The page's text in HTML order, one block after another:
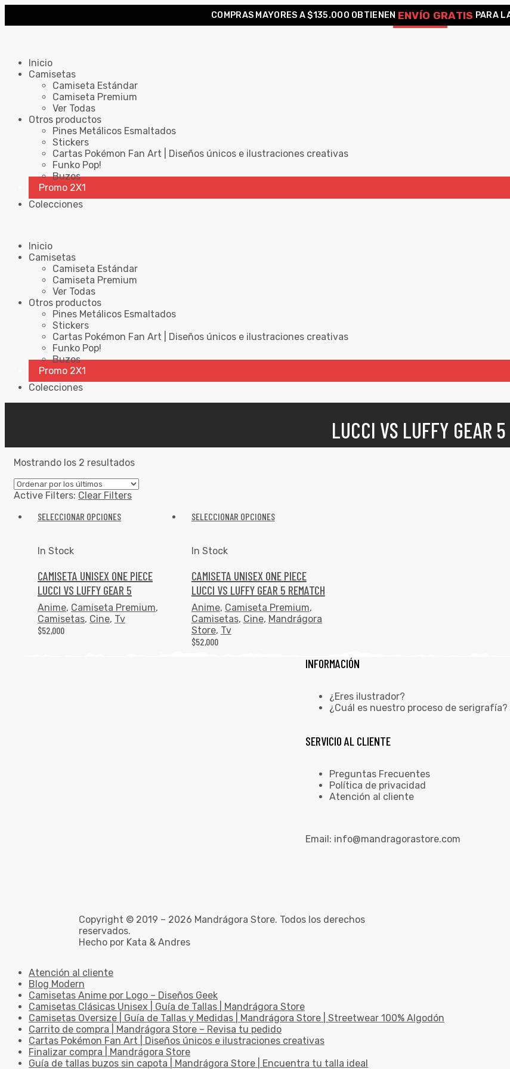
COMPRAS MAYORES A $135.000 OBTIENEN ENVÍO GRATIS PARA
Inicio
Camisetas
Camiseta Estándar
Camiseta Premium
Ver Todas
Otros productos
Pines Metálicos Esmaltados
Stickers
Cartas Pokémon Fan Art | Diseños únicos e ilustraciones creativas
Funko Pop!
Buzos
Promo 2X1
Colecciones
Inicio
Camisetas
Camiseta Estándar
Camiseta Premium
Ver Todas
Otros productos
Pines Metálicos Esmaltados
Stickers
Cartas Pokémon Fan Art | Diseños únicos e ilustraciones creativas
Funko Pop!
Buzos
Promo 2X1
Colecciones
LUCCI VS LUFFY GEAR 5
Mostrando los 2 resultados
Active Filters: Clear Filters
SELECCIONAR OPCIONES
In Stock
CAMISETA UNISEX ONE PIECE
LUCCI VS LUFFY GEAR 5
Anime, Camiseta Premium,
Camisetas, Cine, Tv
$52,000
SELECCIONAR OPCIONES
In Stock
CAMISETA UNISEX ONE PIECE
LUCCI VS LUFFY GEAR 5 REMATCH
Anime, Camiseta Premium,
Camisetas, Cine, Mandrágora
Store, Tv
$52,000
INFORMACIÓN
¿Eres ilustrador?
¿Cuál es nuestro proceso de serigrafía?
SERVICIO AL CLIENTE
Preguntas Frecuentes
Política de privacidad
Atención al cliente
Email: info@mandragorastore.com
Copyright © 2019 – 2026 Mandrágora Store. Todos los derechos
reservados.
Hecho por Kata & Andres
Atención al cliente
Blog Modern
Camisetas Anime por Logo – Diseños Geek
Camisetas Clásicas Unisex | Guía de Tallas | Mandrágora Store
Camisetas Oversize | Guía de Tallas y Medidas | Mandrágora Store | Streetwear 100% Algodón
Carrito de compra | Mandrágora Store – Revisa tu pedido
Cartas Pokémon Fan Art | Diseños únicos e ilustraciones creativas
Finalizar compra | Mandrágora Store
Guía de tallas buzos sin capota | Mandrágora Store | Encuentra tu talla ideal